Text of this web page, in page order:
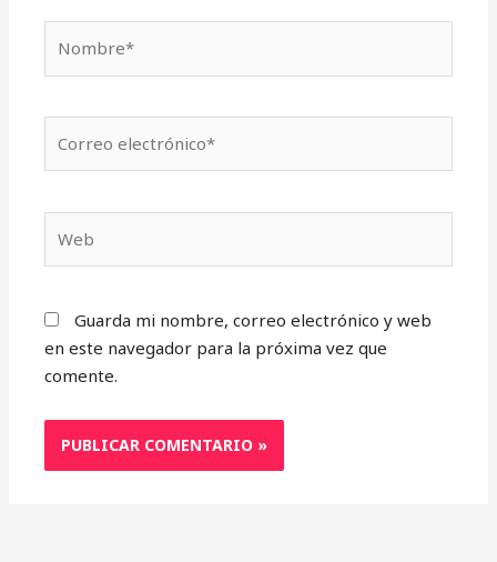
electrónico*
Guarda mi nombre, correo electrónico y web
en este navegador para la próxima vez que
comente.